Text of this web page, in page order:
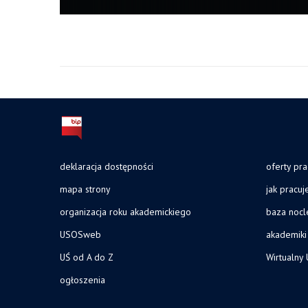
deklaracja dostępności
mapa strony
organizacja roku akademickiego
USOSweb
UŚ od A do Z
ogłoszenia
oferty
jak
baza
akademiki
Wirtualny